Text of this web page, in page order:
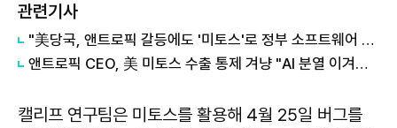
관련기사
"美당국, 앤트로픽 갈등에도 '미토스'로 정부 소프트웨어 취약점 점검"
앤트로픽 CEO, 美 미토스 수출 통제 겨냥 "AI 분열 이겨내야"…G7서 협력 강조
캘리프 연구팀은 미토스를 활용해 4월 25일 버그를